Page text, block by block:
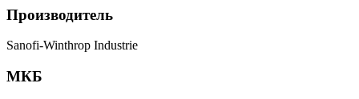
Производитель
Sanofi-Winthrop Industrie
МКБ